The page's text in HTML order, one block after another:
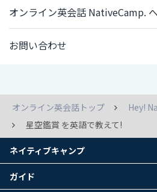
オンライン英会話 NativeCamp. へ
お問い合わせ
オンライン英会話トップ
Hey!
星空鑑賞 を英語で教えて!
ネイティブキャンプ
ガイド